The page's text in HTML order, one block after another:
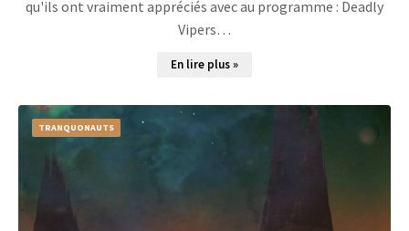
qu'ils ont vraiment appréciés avec au programme : Deadly
Vipers…
En lire plus »
TRANQUONAUTS